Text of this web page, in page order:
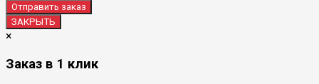
ЗАКРЫТЬ
×
Заказ в 1 клик